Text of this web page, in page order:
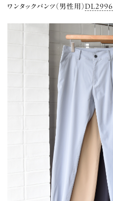
ワンタックパンツ（男性用）DL2996